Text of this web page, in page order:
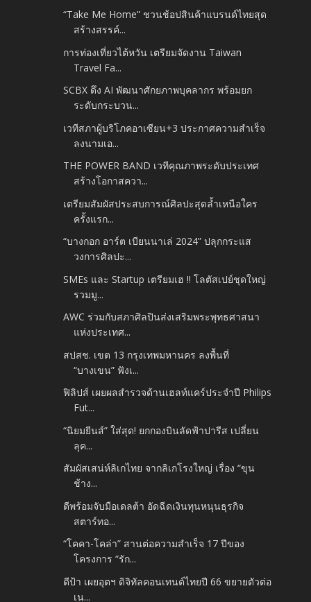
“Take Me Home” ชวนช้อปสินค้าแบรนด์ไทยสุด
สร้างสรรค์...
การท่องเที่ยวไต้หวัน เตรียมจัดงาน Taiwan
Travel Fa...
SCBX ดึง AI พัฒนาศักยภาพบุคลากร พร้อมยก
ระดับกระบวน...
เวทีสภาผู้บริโภคอาเซียน+3 ประกาศความสำเร็จ
ลงนามเอ...
THE POWER BAND เวทีคุณภาพระดับประเทศ
สร้างโอกาสควา...
เตรียมสัมผัสประสบการณ์ศิลปะสุดล้ำเหนือใคร
ครั้งแรก...
“บางกอก อาร์ต เบียนนาเล่ 2024” ปลุกกระแส
วงการศิลปะ...
SMEs และ Startup เตรียมเฮ !! โลตัสเปย์ชุดใหญ่
รวมมู...
AWC ร่วมกับสภาศิลปินส่งเสริมพระพุทธศาสนา
แห่งประเทศ...
สปสช. เขต 13 กรุงเทพมหานคร ลงพื้นที่
“บางเขน” ฟังเ...
ฟิลิปส์ เผยผลสำรวจด้านเฮลท์แคร์ประจำปี Philips
Fut...
“นิยมยีนส์” ใส่สุด! ยกกองบินลัดฟ้าปารีส เปลี่ยน
ลุค...
สัมผัสเสน่ห์ลิเกไทย จากลิเกโรงใหญ่ เรื่อง “ขุน
ช้าง...
ดีพร้อมจับมือเดลต้า อัดฉีดเงินทุนหนุนธุรกิจ
สตาร์ทอ...
“โคคา-โคล่า” สานต่อความสำเร็จ 17 ปีของ
โครงการ “รัก...
ดีป้า เผยอุตฯ ดิจิทัลคอนเทนต์ไทยปี 66 ขยายตัวต่อ
เน...